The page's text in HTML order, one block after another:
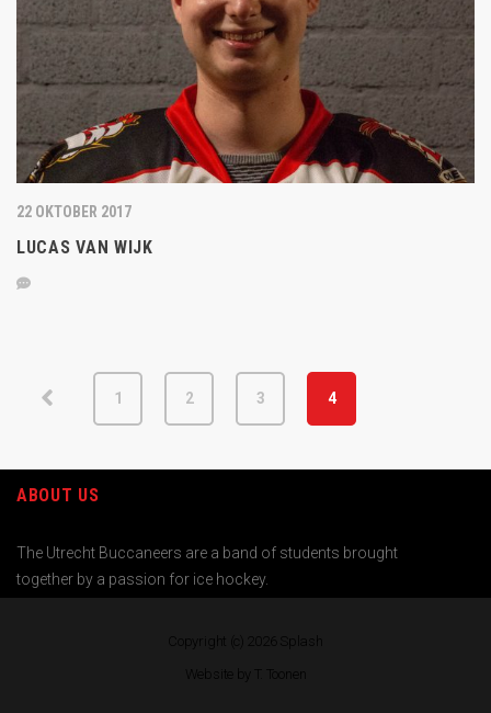
22 OKTOBER 2017
LUCAS VAN WIJK
1 2 3 4
ABOUT US
The Utrecht Buccaneers are a band of students brought
together by a passion for ice hockey.
Copyright (c) 2026
Splash
Website by T. Toonen